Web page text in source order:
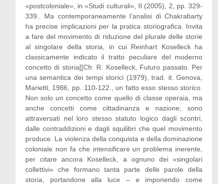
«postcoloniale», in «Studi culturali», II (2005), 2, pp. 329-
339.. Ma contemporaneamente l’analisi di Chakrabarty
ha precise implicazioni per la pratica storiografica. Invita
a fare del movimento di riduzione del plurale delle storie
al singolare della storia, in cui Reinhart Koselleck ha
classicamente indicato il tratto peculiare del moderno
concetto di storia[[Cfr. R. Koselleck, Futuro passato. Per
una semantica dei tempi storici (1979), trad. it. Genova,
Marietti, 1986, pp. 110-122., un fatto esso stesso storico.
Non solo un concetto come quello di classe operaia, ma
anche concetti come cittadinanza e nazione, sono
attraversati nel loro stesso statuto logico dagli scontri,
dalle contraddizioni e dagli squilibri che quel movimento
produce. La violenza della conquista e della dominazione
coloniale non fa che intensificare un problema inerente,
per citare ancora Koselleck, a ognuno dei «singolari
collettivi» che formano tanta parte delle parole della
storia, portandone alla luce – e imponendo come